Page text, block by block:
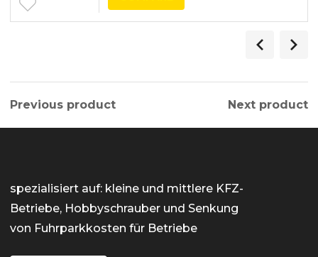
Previous product Next product
spezialisiert auf: kleine und mittlere KFZ-
Betriebe, Hobbyschrauber und Senkung
von Fuhrparkkosten für Betriebe